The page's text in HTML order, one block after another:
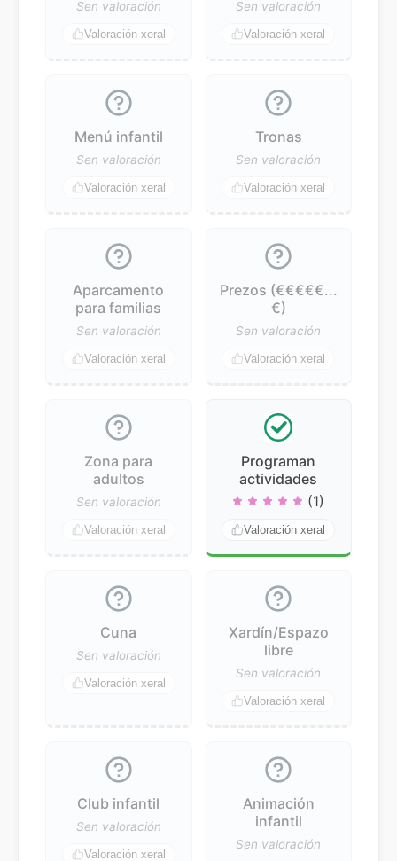
Sen valoración
Valoración xeral
Sen valoración
Valoración xeral
Menú infantil
Sen valoración
Valoración xeral
Tronas
Sen valoración
Valoración xeral
Aparcamento
para familias
Sen valoración
Valoración xeral
Prezos (€€€€€...
€)
Sen valoración
Valoración xeral
Zona para
adultos
Sen valoración
Valoración xeral
Programan
actividades
(1)
Valoración xeral
Cuna
Sen valoración
Valoración xeral
Xardín/Espazo
libre
Sen valoración
Valoración xeral
Club infantil
Sen valoración
Valoración xeral
Animación
infantil
Sen valoración